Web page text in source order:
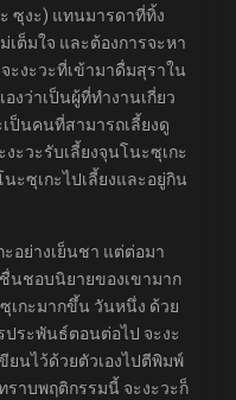
ซุงะ) แทนมารดาที่ทิ้ง
เต็มใจ และต้องการจะหา
ะงะวะที่เข้ามาดื่มสุราใน
งว่าเป็นผู้ที่ทำงานเกี่ยว
ป็นคนที่สามารถเลี้ยงดู
ะวะรับเลี้ยงจุนโนะซุเกะ
ะซุเกะไปเลี้ยงและอยู่กิน
อย่างเย็นชา แต่ต่อมา
นชอบนิยายของเขามาก
เกะมากขึ้น วันหนึ่ง ด้วย
ระพันธ์ตอนต่อไป จะงะ
ยนไว้ด้วยตัวเองไปตีพิมพ์
ราบพฤติกรรมนี้ จะงะวะก็